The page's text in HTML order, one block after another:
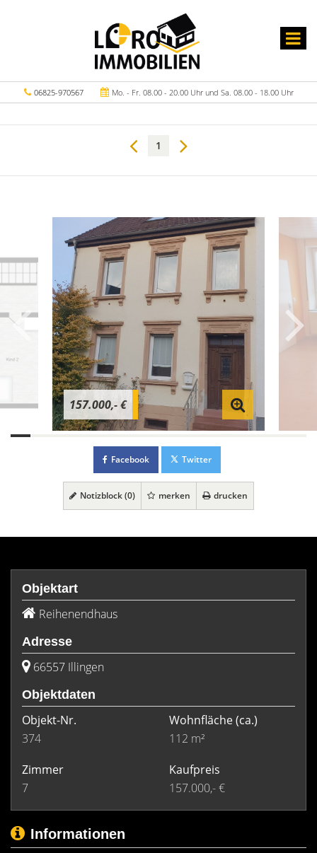
06825-970567 Mo. - Fr. 08.00 - 20.00 Uhr und Sa. 08.00 - 18.00 Uhr
1
157.000,- €
Facebook Twitter
Notizblock (0) merken drucken
Objektart
Reihenendhaus
Adresse
66557 Illingen
Objektdaten
Objekt-Nr.
374
Wohnfläche(ca.)
112 m²
Zimmer
7
Kaufpreis
157.000,- €
Informationen